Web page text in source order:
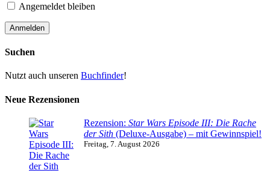
Angemeldet bleiben
Suchen
Nutzt auch unseren Buchfinder!
Neue Rezensionen
Rezension: Star Wars Episode III: Die Rache
der Sith (Deluxe-Ausgabe) – mit Gewinnspiel!
Freitag, 7. August 2026